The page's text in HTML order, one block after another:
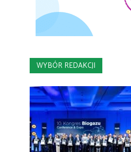
WYBÓR REDAKCJI